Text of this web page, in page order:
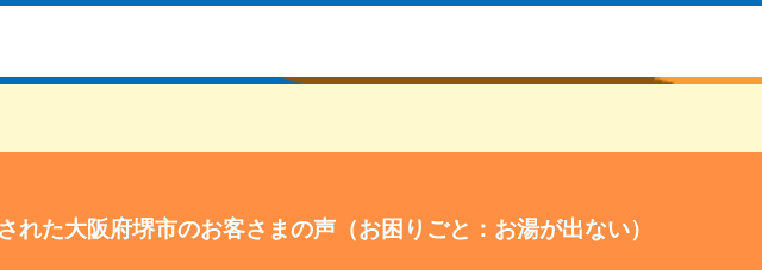
れた大阪府堺市のお客さまの声（お困りごと：お湯が出ない）